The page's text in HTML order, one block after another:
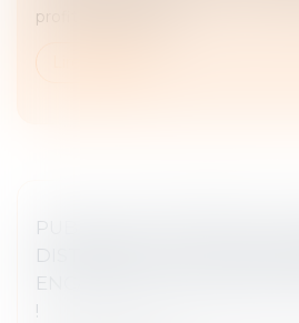
profit du locataire...
PUBLICITÉ TÉLÉVISÉE ET
DISTRIBUTION : LA COUR
ENCADRE LES
!